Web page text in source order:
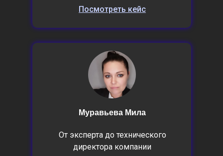
Посмотреть кейс
Муравьева Мила
От эксперта до технического
директора компании